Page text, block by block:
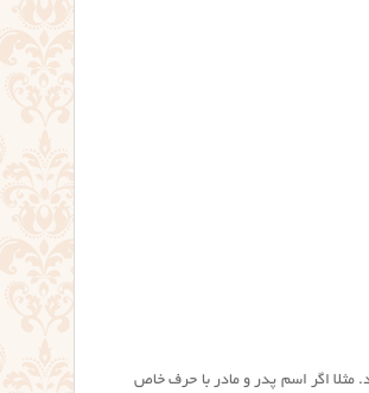
مثلا اگر اسم پدر و مادر با حرف خاص